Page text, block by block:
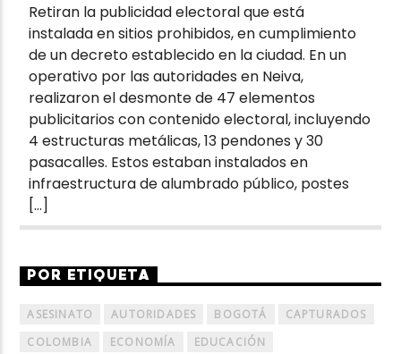
Retiran la publicidad electoral que está
instalada en sitios prohibidos, en cumplimiento
de un decreto establecido en la ciudad. En un
operativo por las autoridades en Neiva,
realizaron el desmonte de 47 elementos
publicitarios con contenido electoral, incluyendo
4 estructuras metálicas, 13 pendones y 30
pasacalles. Estos estaban instalados en
infraestructura de alumbrado público, postes
[…]
POR ETIQUETA
ASESINATO AUTORIDADES BOGOTÁ
CAPTURADOS
COLOMBIA
ECONOMÍA
EDUCACIÓN